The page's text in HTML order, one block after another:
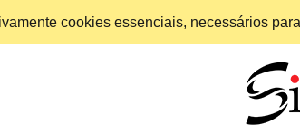
cookies essenciais, necessários